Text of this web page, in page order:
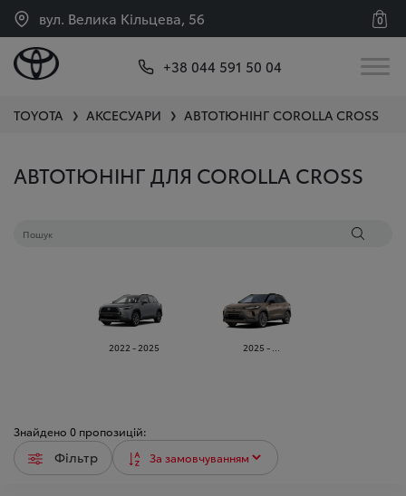
вул. Велика Кільцева, 56 0
+38 044 591 50 04
TOYOTA ❯ АКСЕСУАРИ ❯ АВТОТЮНІНГ COROLLA CROSS
АВТОТЮНІНГ ДЛЯ COROLLA CROSS
2022 - 2025 2025 - ...
Знайдено 0 пропозицій:
Фільтр